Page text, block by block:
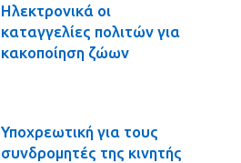
Ηλεκτρονικά οι
καταγγελίες πολιτών για
κακοποίηση ζώων
Υποχρεωτική για τους
συνδρομητές της κινητής